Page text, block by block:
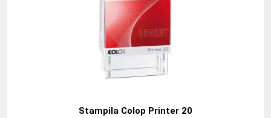
Stampila Colop Printer 20